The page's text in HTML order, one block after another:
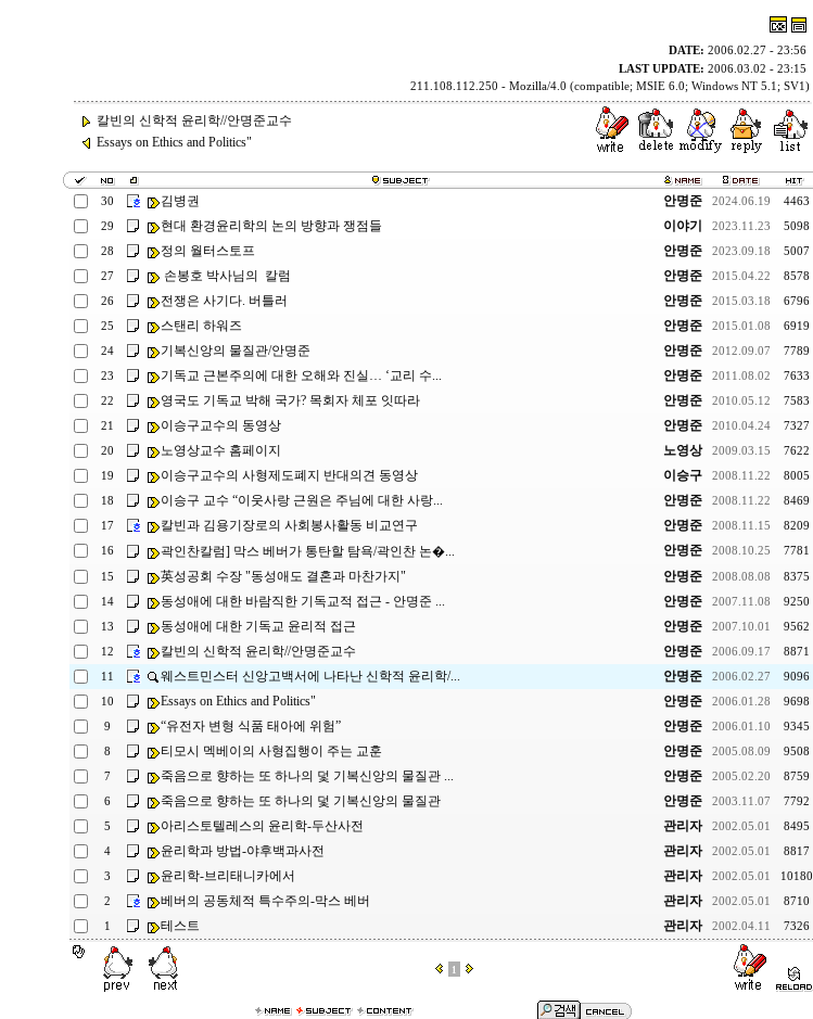
DATE: 2006.02.27 - 23:56
LAST UPDATE: 2006.03.02 - 23:15
211.108.112.250 - Mozilla/4.0 (compatible; MSIE 6.0; Windows NT 5.1; SV1)
칼빈의 신학적 윤리학//안명준교수
Essays on Ethics and Politics"
30 김병권 안명준 2024.06.19 4463
29 현대 환경윤리학의 논의 방향과 쟁점들 이야기 2023.11.23 5098
28 정의 월터스토프 안명준 2023.09.18 5007
27 손봉호 박사님의 칼럼 안명준 2015.04.22 8578
26 전쟁은 사기다. 버틀러 안명준 2015.03.18 6796
25 스탠리 하워즈 안명준 2015.01.08 6919
24 기복신앙의 물질관/안명준 안명준 2012.09.07 7789
23 기독교 근본주의에 대한 오해와 진실… ‘교리 수... 안명준 2011.08.02 7633
22 영국도 기독교 박해 국가? 목회자 체포 잇따라 안명준 2010.05.12 7583
21 이승구교수의 동영상 안명준 2010.04.24 7327
20 노영상교수 홈페이지 노영상 2009.03.15 7622
19 이승구교수의 사형제도폐지 반대의견 동영상 이승구 2008.11.22 8005
18 이승구 교수 “이웃사랑 근원은 주님에 대한 사랑... 안명준 2008.11.22 8469
17 칼빈과 김용기장로의 사회봉사활동 비교연구 안명준 2008.11.15 8209
16 곽인찬칼럼] 막스 베버가 통탄할 탐욕/곽인찬 논�... 안명준 2008.10.25 7781
15 英성공회 수장 "동성애도 결혼과 마찬가지" 안명준 2008.08.08 8375
14 동성애에 대한 바람직한 기독교적 접근 - 안명준 ... 안명준 2007.11.08 9250
13 동성애에 대한 기독교 윤리적 접근 안명준 2007.10.01 9562
12 칼빈의 신학적 윤리학//안명준교수 안명준 2006.09.17 8871
11 웨스트민스터 신앙고백서에 나타난 신학적 윤리학/... 안명준 2006.02.27 9096
10 Essays on Ethics and Politics" 안명준 2006.01.28 9698
9 “유전자 변형 식품 태아에 위험” 안명준 2006.01.10 9345
8 티모시 멕베이의 사형집행이 주는 교훈 안명준 2005.08.09 9508
7 죽음으로 향하는 또 하나의 덫 기복신앙의 물질관 ... 안명준 2005.02.20 8759
6 죽음으로 향하는 또 하나의 덫 기복신앙의 물질관 안명준 2003.11.07 7792
5 아리스토텔레스의 윤리학-두산사전 관리자 2002.05.01 8495
4 윤리학과 방법-야후백과사전 관리자 2002.05.01 8817
3 윤리학-브리태니카에서 관리자 2002.05.01 10180
2 베버의 공동체적 특수주의-막스 베버 관리자 2002.05.01 8710
1 테스트 관리자 2002.04.11 7326
1